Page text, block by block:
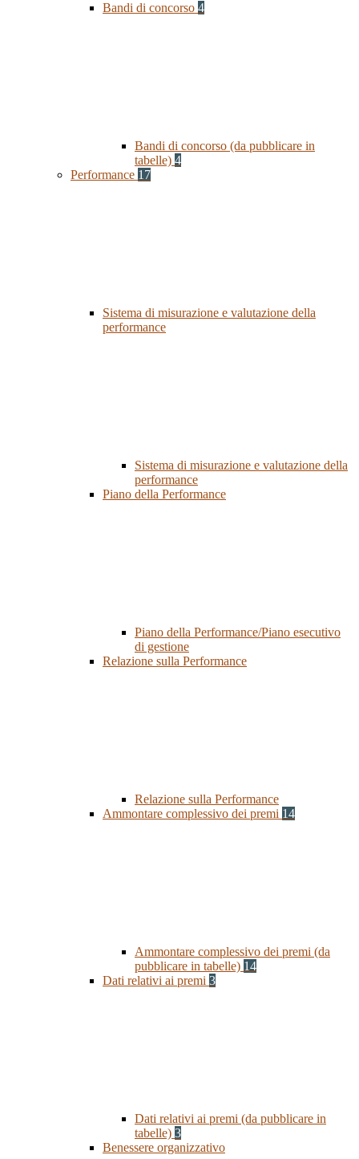
Bandi di concorso 4
Bandi di concorso (da pubblicare in
tabelle) 4
Performance 17
Sistema di misurazione e valutazione della
performance
Sistema di misurazione e valutazione della
performance
Piano della Performance
Piano della Performance/Piano esecutivo
di gestione
Relazione sulla Performance
Relazione sulla Performance
Ammontare complessivo dei premi 14
Ammontare complessivo dei premi (da
pubblicare in tabelle) 14
Dati relativi ai premi 3
Dati relativi ai premi (da pubblicare in
tabelle) 3
Benessere organizzativo